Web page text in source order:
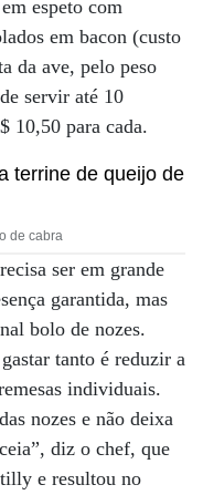
espeto com
em bacon (custo
da ave, pelo peso
servir até 10
10,50 para cada.
de cabra
ser em grande
garantida, mas
bolo de nozes.
tanto é reduzir a
individuais.
nozes e não deixa
diz o chef, que
e resultou no